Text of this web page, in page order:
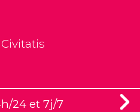
24 et 7j/7